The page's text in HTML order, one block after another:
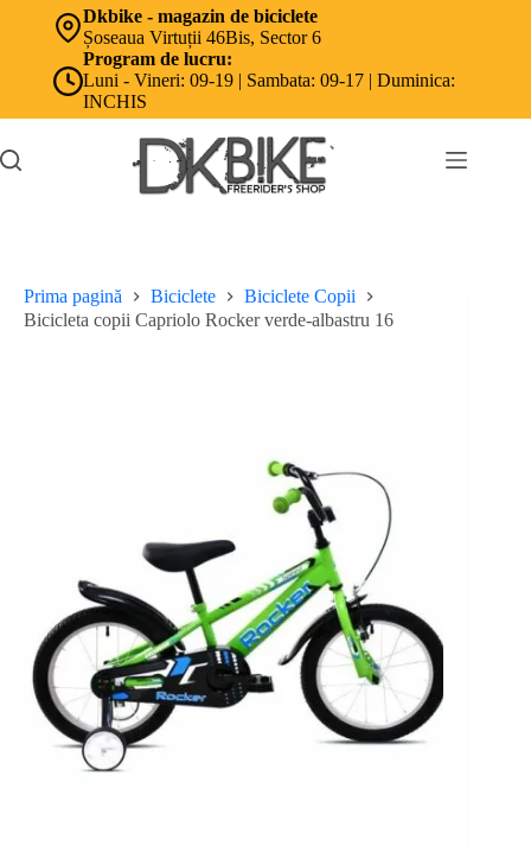
Dkbike - magazin de biciclete
Șoseaua Virtuții 46Bis, Sector 6
Program de lucru:
Luni - Vineri: 09-19 | Sambata: 09-17 | Duminica:
INCHIS
Prima pagină Biciclete
Biciclete Copii
Bicicleta copii Capriolo Rocker verde-albastru 16